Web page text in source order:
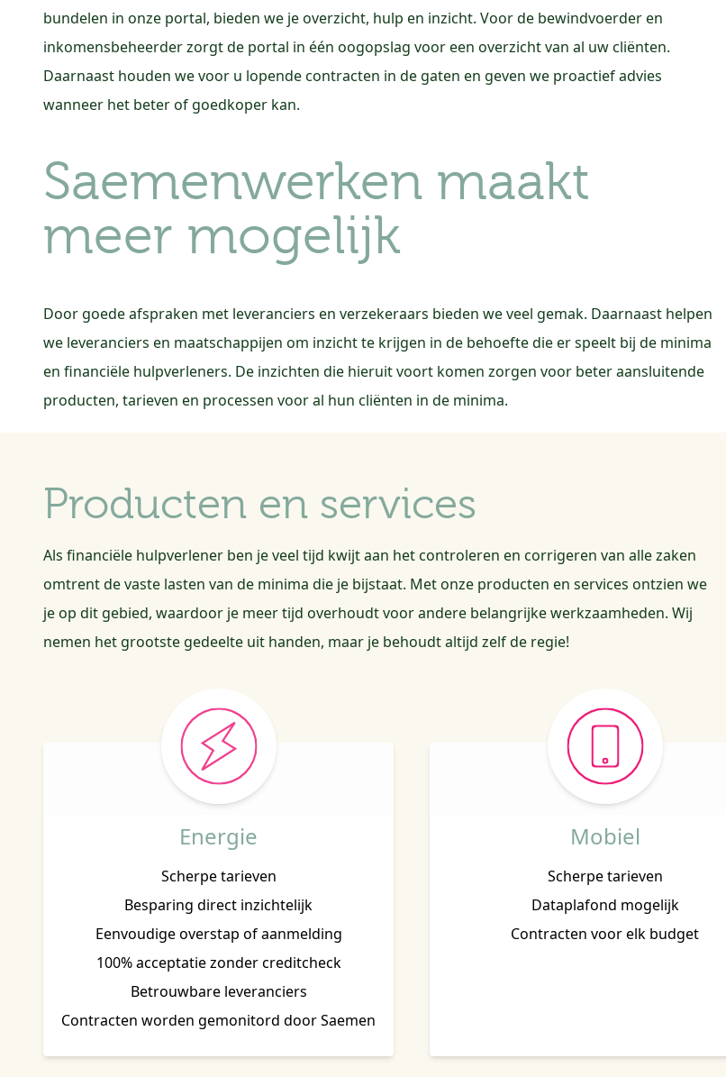
bundelen in onze portal, bieden we je overzicht, hulp en inzicht. Voor de bewindvoerder en
inkomensbeheerder zorgt de portal in één oogopslag voor een overzicht van al uw cliënten.
Daarnaast houden we voor u lopende contracten in de gaten en geven we proactief advies
wanneer het beter of goedkoper kan.
Saemenwerken maakt
meer mogelijk
Door goede afspraken met leveranciers en verzekeraars bieden we veel gemak. Daarnaast helpen
we leveranciers en maatschappijen om inzicht te krijgen in de behoefte die er speelt bij de minima
en financiële hulpverleners. De inzichten die hieruit voort komen zorgen voor beter aansluitende
producten, tarieven en processen voor al hun cliënten in de minima.
Producten en services
Als financiële hulpverlener ben je veel tijd kwijt aan het controleren en corrigeren van alle zaken
omtrent de vaste lasten van de minima die je bijstaat. Met onze producten en services ontzien we
je op dit gebied, waardoor je meer tijd overhoudt voor andere belangrijke werkzaamheden. Wij
nemen het grootste gedeelte uit handen, maar je behoudt altijd zelf de regie!
Energie
Scherpe tarieven
Besparing direct inzichtelijk
Eenvoudige overstap of aanmelding
100% acceptatie zonder creditcheck
Betrouwbare leveranciers
Contracten worden gemonitord door Saemen
Mobiel
Scherpe tarieven
Dataplafond mogelijk
Contracten voor elk budget